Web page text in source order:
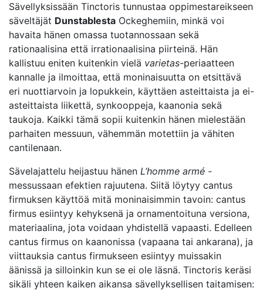
Sävellyksissään Tinctoris tunnustaa oppimestareikseen
säveltäjät Dunstablesta Ockeghemiin, minkä voi
havaita hänen omassa tuotannossaan sekä
rationaalisina että irrationaalisina piirteinä. Hän
kallistuu eniten kuitenkin vielä varietas-periaatteen
kannalle ja ilmoittaa, että moninaisuutta on etsittävä
eri nuottiarvoin ja lopukkein, käyttäen asteittaista ja ei-
asteittaista liikettä, synkooppeja, kaanonia sekä
taukoja. Kaikki tämä sopii kuitenkin hänen mielestään
parhaiten messuun, vähemmän motettiin ja vähiten
cantilenaan.
Sävelajattelu heijastuu hänen L’homme armé -
messussaan efektien rajuutena. Siitä löytyy cantus
firmuksen käyttöä mitä moninaisimmin tavoin: cantus
firmus esiintyy kehyksenä ja ornamentoituna versiona,
materiaalina, jota voidaan yhdistellä vapaasti. Edelleen
cantus firmus on kaanonissa (vapaana tai ankarana), ja
viittauksia cantus firmukseen esiintyy muissakin
äänissä ja silloinkin kun se ei ole läsnä. Tinctoris keräsi
sikäli yhteen kaiken aikansa sävellyksellisen taitamisen: